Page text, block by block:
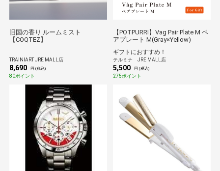
旧国の香り ルームミスト
【COQTEZ】
TRAINIART JRE MALL店
8,690 円 (税込)
80ポイント
【POTPURRI】Vag Pair Plate M ペ
アプレート M(Gray×Yellow)
ギフトにおすすめ！
テルミナ JRE MALL店
5,500 円 (税込)
275ポイント